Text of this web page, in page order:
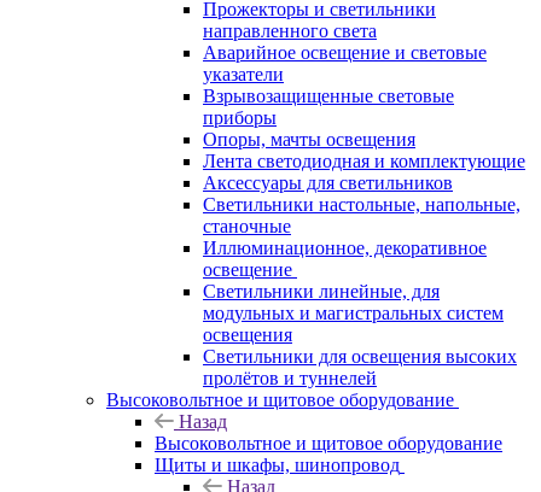
Прожекторы и светильники
направленного света
Аварийное освещение и световые
указатели
Взрывозащищенные световые
приборы
Опоры, мачты освещения
Лента светодиодная и комплектующие
Аксессуары для светильников
Светильники настольные, напольные,
станочные
Иллюминационное, декоративное
освещение
Светильники линейные, для
модульных и магистральных систем
освещения
Светильники для освещения высоких
пролётов и туннелей
Высоковольтное и щитовое оборудование
Назад
Высоковольтное и щитовое оборудование
Щиты и шкафы, шинопровод
Назад